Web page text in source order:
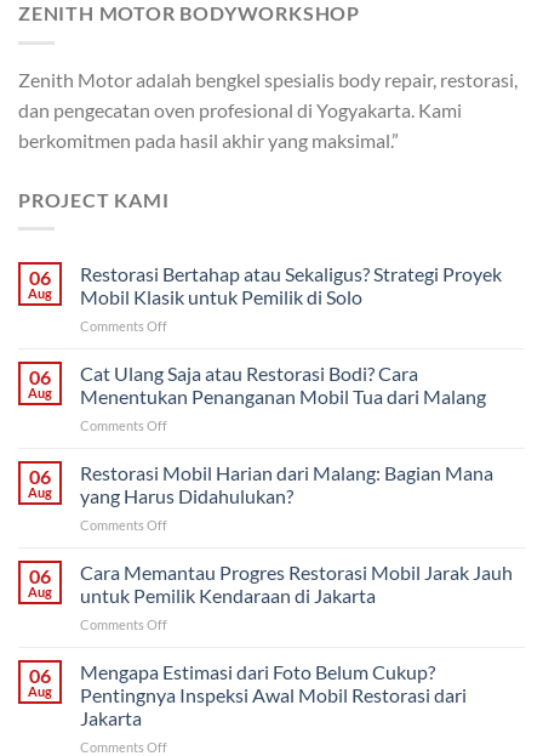
ZENITH MOTOR BODYWORKSHOP
Zenith Motor adalah bengkel spesialis body repair, restorasi,
dan pengecatan oven profesional di Yogyakarta. Kami
berkomitmen pada hasil akhir yang maksimal.”
PROJECT KAMI
06
Aug
Restorasi Bertahap atau Sekaligus? Strategi Proyek
Mobil Klasik untuk Pemilik di Solo
Comments Offon
Bertahap
atau
Sekaligus?
Strategi
Mobil
Klasik
Solo
06
Aug
Cat Ulang Saja atau Restorasi Bodi? Cara
Menentukan Penanganan Mobil Tua dari Malang
Comments Offon
Ulang
atau
Restorasi
Cara
Menentukan
dari
Malang
06
Aug
Restorasi Mobil Harian dari Malang: Bagian Mana
yang Harus Didahulukan?
Comments Offon
Mobil
dari
Malang:
Mana
yang
06
Aug
Cara Memantau Progres Restorasi Mobil Jarak Jauh
untuk Pemilik Kendaraan di Jakarta
Comments Offon
Memantau
Restorasi
Jarak
06
Aug
Mengapa Estimasi dari Foto Belum Cukup?
Pentingnya Inspeksi Awal Mobil Restorasi dari
Jakarta
Comments Offon